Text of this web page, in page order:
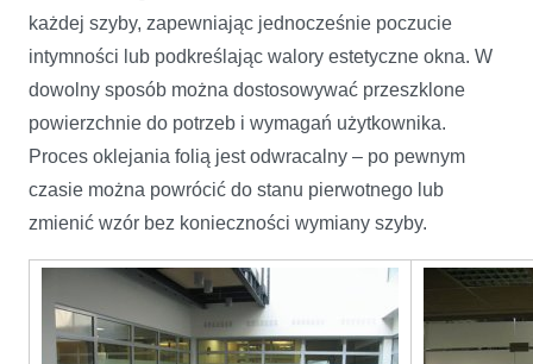
każdej szyby, zapewniając jednocześnie poczucie
intymności lub podkreślając walory estetyczne okna. W
dowolny sposób można dostosowywać przeszklone
powierzchnie do potrzeb i wymagań użytkownika.
Proces oklejania folią jest odwracalny – po pewnym
czasie można powrócić do stanu pierwotnego lub
zmienić wzór bez konieczności wymiany szyby.